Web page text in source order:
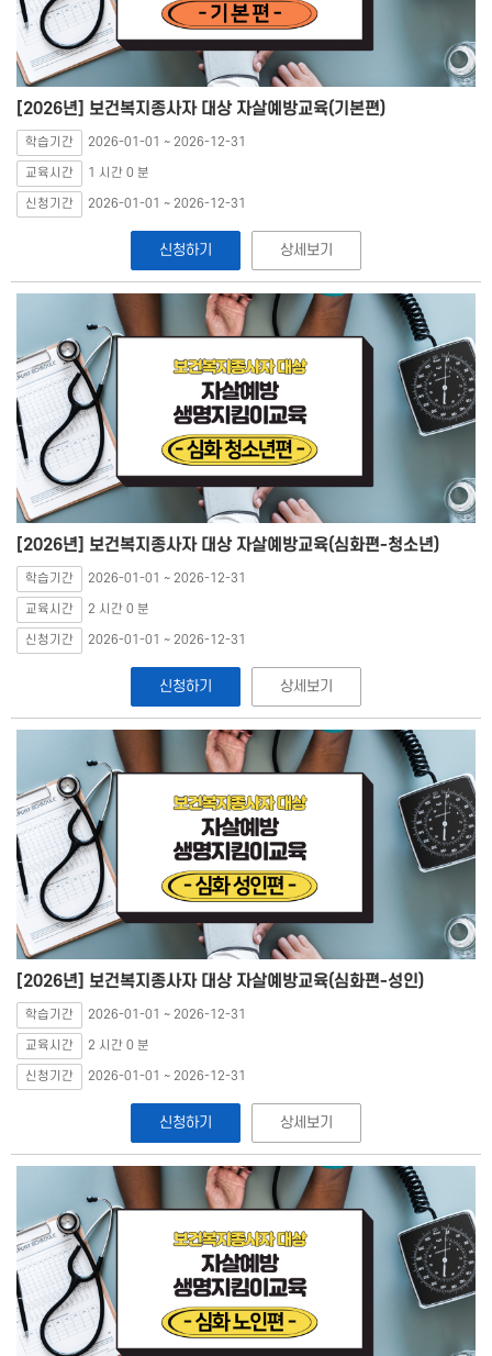
[2026년] 보건복지종사자 대상 자살예방교육(기본편)
학습기간 2026-01-01 ~ 2026-12-31
교육시간 1 시간 0 분
신청기간 2026-01-01 ~ 2026-12-31
신청하기 상세보기
[2026년] 보건복지종사자 대상 자살예방교육(심화편-청소년)
학습기간 2026-01-01 ~ 2026-12-31
교육시간 2 시간 0 분
신청기간 2026-01-01 ~ 2026-12-31
신청하기 상세보기
[2026년] 보건복지종사자 대상 자살예방교육(심화편-성인)
학습기간 2026-01-01 ~ 2026-12-31
교육시간 2 시간 0 분
신청기간 2026-01-01 ~ 2026-12-31
신청하기 상세보기